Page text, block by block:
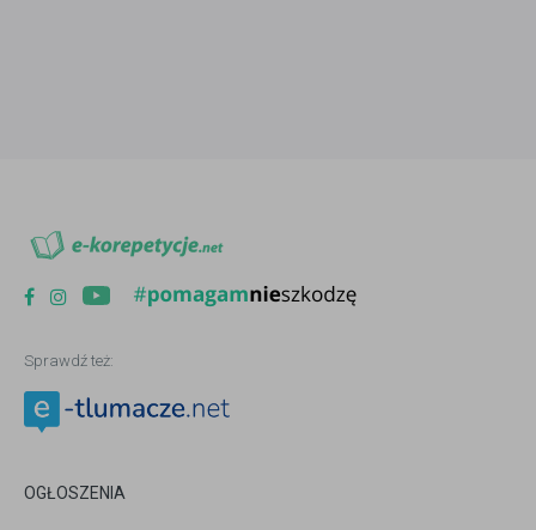
Sprawdź też:
OGŁOSZENIA